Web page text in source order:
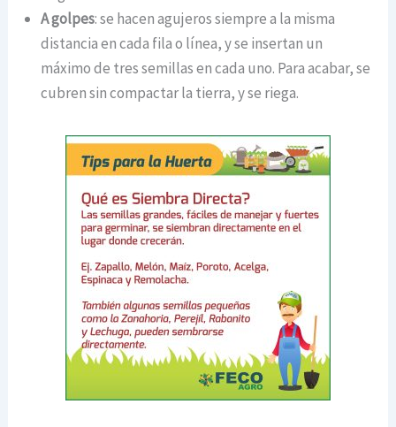
A golpes: se hacen agujeros siempre a la misma
distancia en cada fila o línea, y se insertan un
máximo de tres semillas en cada uno. Para acabar, se
cubren sin compactar la tierra, y se riega.